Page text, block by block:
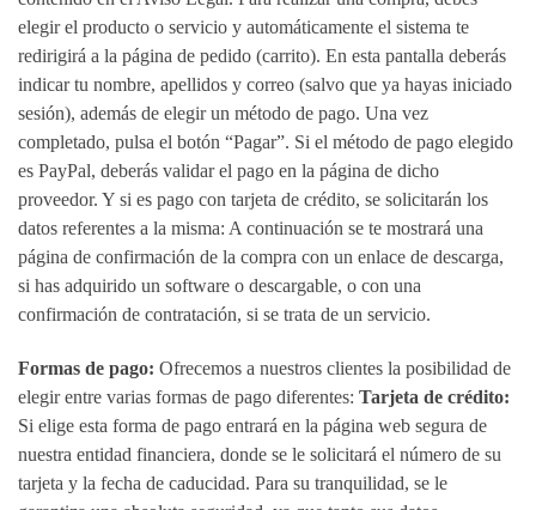
elegir el producto o servicio y automáticamente el sistema te
redirigirá a la página de pedido (carrito). En esta pantalla deberás
indicar tu nombre, apellidos y correo (salvo que ya hayas iniciado
sesión), además de elegir un método de pago. Una vez
completado, pulsa el botón “Pagar”. Si el método de pago elegido
es PayPal, deberás validar el pago en la página de dicho
proveedor. Y si es pago con tarjeta de crédito, se solicitarán los
datos referentes a la misma: A continuación se te mostrará una
página de confirmación de la compra con un enlace de descarga,
si has adquirido un software o descargable, o con una
confirmación de contratación, si se trata de un servicio.
Formas de pago: Ofrecemos a nuestros clientes la posibilidad de
elegir entre varias formas de pago diferentes: Tarjeta de crédito:
Si elige esta forma de pago entrará en la página web segura de
nuestra entidad financiera, donde se le solicitará el número de su
tarjeta y la fecha de caducidad. Para su tranquilidad, se le